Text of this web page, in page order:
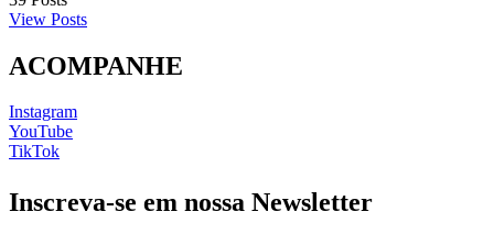
View Posts
ACOMPANHE
Instagram
YouTube
TikTok
Inscreva-se em nossa Newsletter